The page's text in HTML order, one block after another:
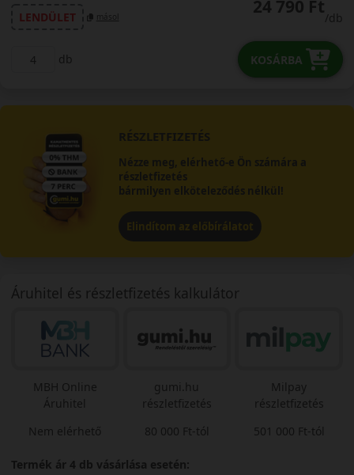
LENDÜLET
másol 24 790 Ft
/db
db KOSÁRBA
RÉSZLETFIZETÉS
Nézze meg, elérhető-e Ön számára a
részletfizetés
bármilyen elköteleződés nélkül!
Elindítom az előbírálatot
Áruhitel és részletfizetés kalkulátor
MBH Online
Áruhitel
Nem elérhető
gumi.hu
részletfizetés
80 000 Ft-tól
Milpay
részletfizetés
501 000 Ft-tól
Termék ár 4 db vásárlása esetén: